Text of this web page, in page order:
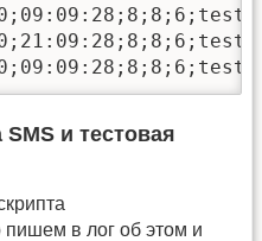
и тестовая
пишем в лог об этом и